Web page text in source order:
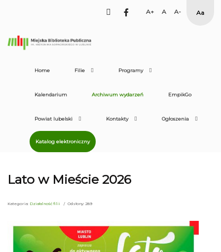
facebook
Set
LargerDefault
Set
Smaller
High
Home Filie Programy
Kalendarium Archiwum wydarzeń EmpikGo
Powiat lubelski Kontakty Ogłoszenia
Katalog elektroniczny
Lato w Mieście 2026
Kategoria: Działalność filii Odsłony: 289